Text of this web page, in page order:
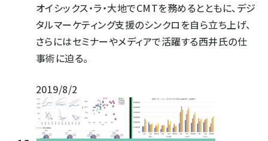
オイシックス・ラ・大地でCMTを務めるとともに、デジ
タルマーケティング支援のシンクロを自ら立ち上げ、
さらにはセミナーやメディアで活躍する西井氏の仕
事術に迫る。
2019/8/2